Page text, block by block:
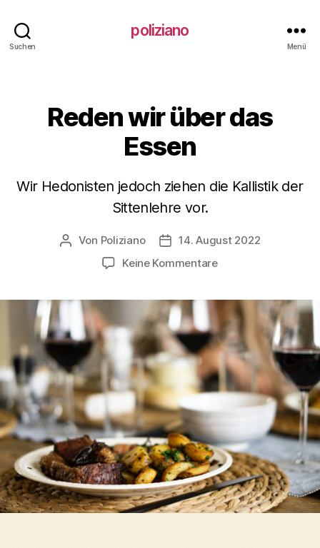
Suchen
poliziano
Menü
Kategorien
Reden wir über das
Essen
Wir Hedonisten jedoch ziehen die Kallistik der
Sittenlehre vor.
Beitragsautor
Von Poliziano Veröffentlichungsdatum
14. August 2022
Keine Kommentarezu
über
das
Essen